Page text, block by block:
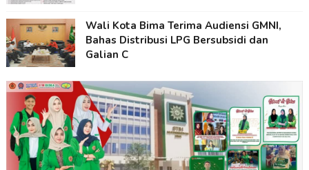
Wali Kota Bima Terima Audiensi GMNI,
Bahas Distribusi LPG Bersubsidi dan
Galian C